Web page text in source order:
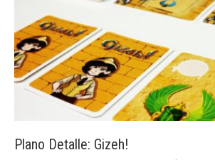
Plano Detalle: Gizeh!